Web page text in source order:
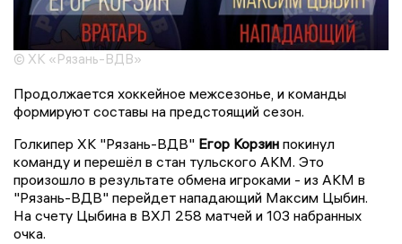
© ХК «Рязань-ВДВ»
Продолжается хоккейное межсезонье, и команды
формируют составы на предстоящий сезон.
Голкипер ХК "Рязань-ВДВ" Егор Корзин покинул
команду и перешёл в стан тульского АКМ. Это
произошло в результате обмена игроками - из АКМ в
"Рязань-ВДВ" перейдет нападающий Максим Цыбин.
На счету Цыбина в ВХЛ 258 матчей и 103 набранных
очка.